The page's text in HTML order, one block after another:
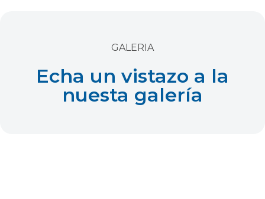
GALERIA
Echa un vistazo a la
nuesta galería